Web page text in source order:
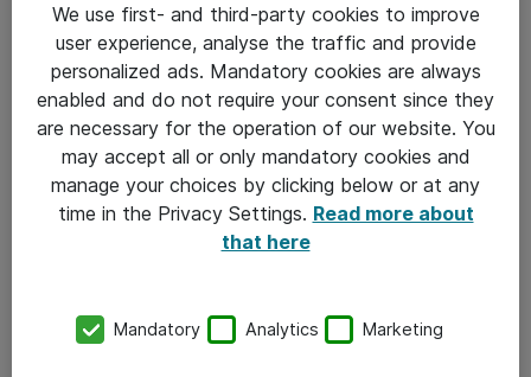
DIGITAL ARBEJDSPLADS
03-10-2025
“Det skal ikke være hardwaren, der
We use first- and third-party cookies to improve
user experience, analyse the traffic and provide
personalized ads. Mandatory cookies are always
enabled and do not require your consent since they
are necessary for the operation of our website. You
may accept all or only mandatory cookies and
manage your choices by clicking below or at any
time in the Privacy Settings. Read more about
that here
Mandatory Analytics Marketing